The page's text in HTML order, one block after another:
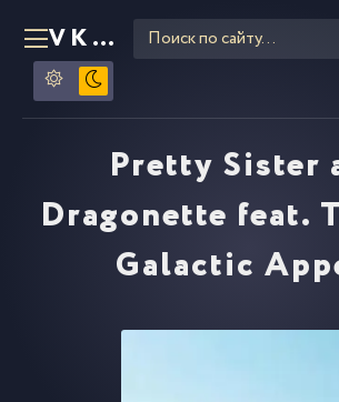
VKLIPE RU
Pretty Sister
Dragonette feat.
Galactic